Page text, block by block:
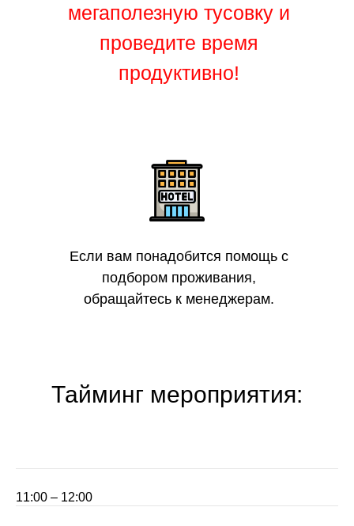
Если вам понадобится помощь с
подбором проживания,
обращайтесь к менеджерам.
мегаполезную тусовку и
проведите время
продуктивно!
Тайминг мероприятия:
11:00 – 12:00